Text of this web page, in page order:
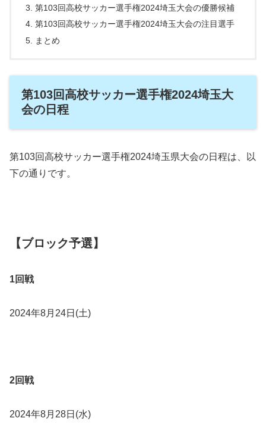
第103回高校サッカー選手権2024埼玉大会の優勝候補
第103回高校サッカー選手権2024埼玉大会の注目選手
まとめ
第103回高校サッカー選手権2024埼玉大
会の日程
第103回高校サッカー選手権2024埼玉県大会の日程は、以
下の通りです。
【ブロック予選】
1回戦
2024年8月24日(土)
2回戦
2024年8月28日(水)